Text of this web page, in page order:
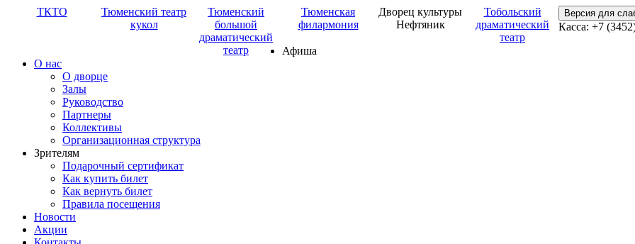
ТКТО
Тюменский театр
кукол
Тюменский
большой
драматический
театр
Тюменская
филармония
Дворец культуры
Нефтяник
Тобольский
драматический
театр
Версия для
Касса: +7
Афиша
О нас
О дворце
Залы
Руководство
Партнеры
Коллективы
Организационная структура
Зрителям
Подарочный сертификат
Как купить билет
Как вернуть билет
Правила посещения
Новости
Акции